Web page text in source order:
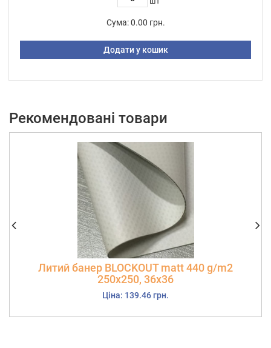
Сума: 0.00 грн.
Додати у кошик
Рекомендовані товари
Литий банер BLOCKOUT matt 440 g/m2
250х250, 36х36
Ціна: 139.46 грн.